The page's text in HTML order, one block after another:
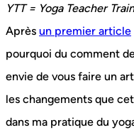
YTT = Yoga Teacher
Après un premier article
pourquoi du comment
envie de vous faire un
les changements que
dans ma pratique du